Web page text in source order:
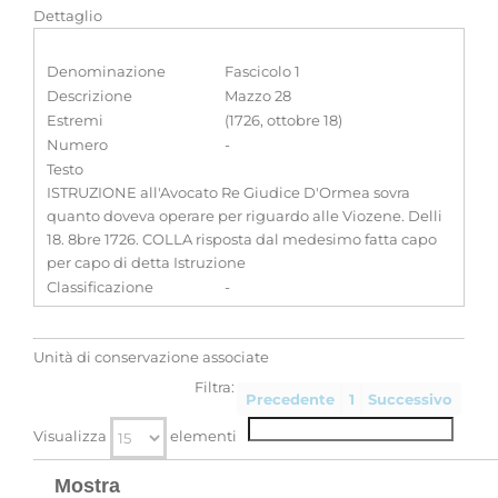
Dettaglio
Denominazione
Fascicolo 1
Descrizione
Mazzo 28
Estremi
(1726, ottobre 18)
Numero
-
Testo
ISTRUZIONE all'Avocato Re Giudice D'Ormea sovra
quanto doveva operare per riguardo alle Viozene. Delli
18. 8bre 1726. COLLA risposta dal medesimo fatta capo
per capo di detta Istruzione
Classificazione
-
Unità di conservazione associate
Precedente 1 Successivo
Visualizza elementi
Filtra:
Mostra